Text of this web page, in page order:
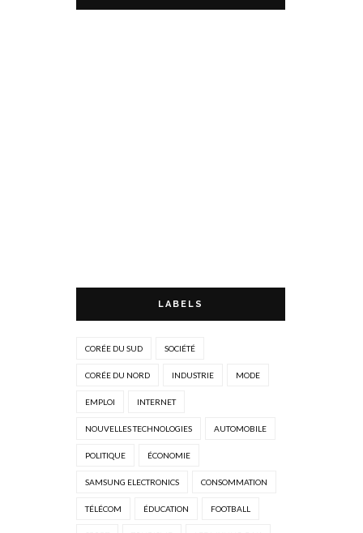
LABELS
CORÉE DU SUD SOCIÉTÉ
CORÉE DU NORD INDUSTRIE MODE
EMPLOI INTERNET
NOUVELLES TECHNOLOGIES AUTOMOBILE
POLITIQUE ÉCONOMIE
SAMSUNG ELECTRONICS CONSOMMATION
TÉLÉCOM ÉDUCATION FOOTBALL